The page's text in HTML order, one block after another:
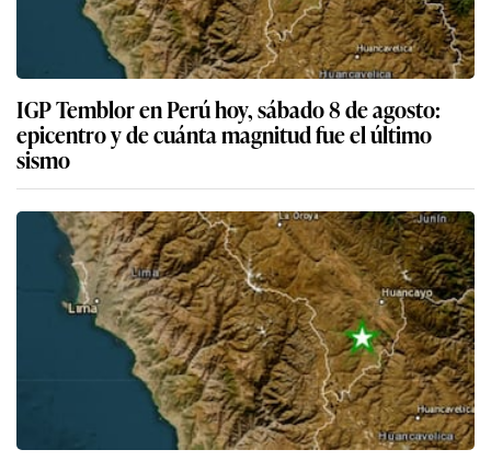
IGP Temblor en Perú hoy, sábado 8 de agosto:
epicentro y de cuánta magnitud fue el último
sismo